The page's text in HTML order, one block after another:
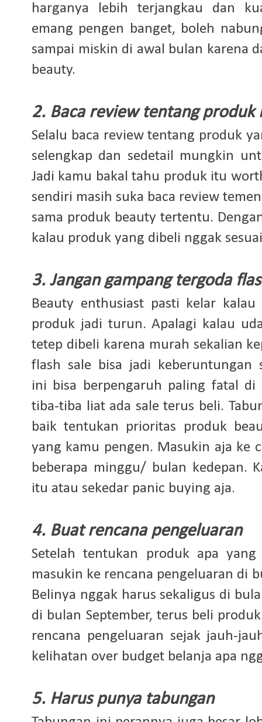
harganya lebih terjangkau dan
emang pengen banget, boleh
sampai miskin di awal bulan karena
beauty.
2. Baca review tentang produk
Selalu baca review tentang produk
selengkap dan sedetail mungkin
Jadi kamu bakal tahu produk itu
sendiri masih suka baca review
sama produk beauty tertentu.
kalau produk yang dibeli nggak
3. Jangan gampang tergoda
Beauty enthusiast pasti kelar
produk jadi turun. Apalagi kalau
tetep dibeli karena murah sekalian
flash sale bisa jadi keberuntungan
ini bisa berpengaruh paling fatal di
tiba-tiba liat ada sale terus beli.
baik tentukan prioritas produk
yang kamu pengen. Masukin aja ke
beberapa minggu/ bulan kedepan.
itu atau sekedar panic buying aja.
4. Buat rencana pengeluaran
Setelah tentukan produk apa
masukin ke rencana pengeluaran di
Belinya nggak harus sekaligus di
di bulan September, terus beli
rencana pengeluaran sejak jauh-
kelihatan over budget belanja apa
5. Harus punya tabungan